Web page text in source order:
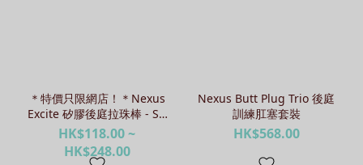
＊特價只限網店！＊Nexus
Excite 矽膠後庭拉珠棒 - S /
M / L
HK$118.00 ~
HK$248.00
Nexus Butt Plug Trio 後庭
訓練肛塞套裝
HK$568.00